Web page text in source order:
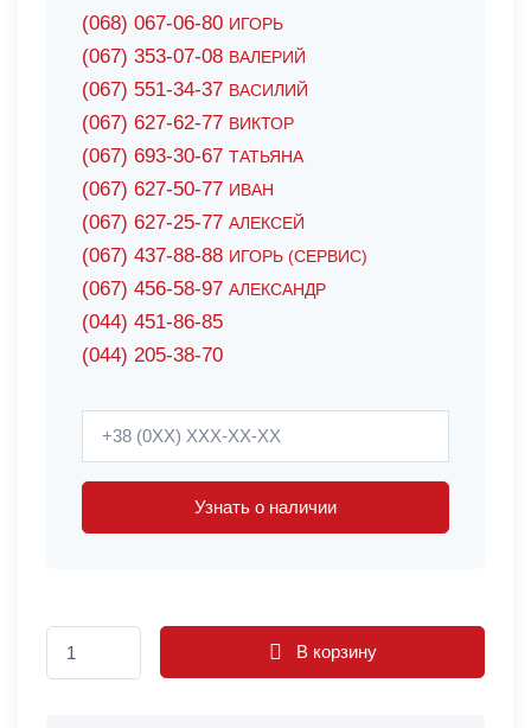
(068) 067-06-80 ИГОРЬ
(067) 353-07-08 ВАЛЕРИЙ
(067) 551-34-37 ВАСИЛИЙ
(067) 627-62-77 ВИКТОР
(067) 693-30-67 ТАТЬЯНА
(067) 627-50-77 ИВАН
(067) 627-25-77 АЛЕКСЕЙ
(067) 437-88-88 ИГОРЬ (СЕРВИС)
(067) 456-58-97 АЛЕКСАНДР
(044) 451-86-85
(044) 205-38-70
Узнать о наличии
В корзину